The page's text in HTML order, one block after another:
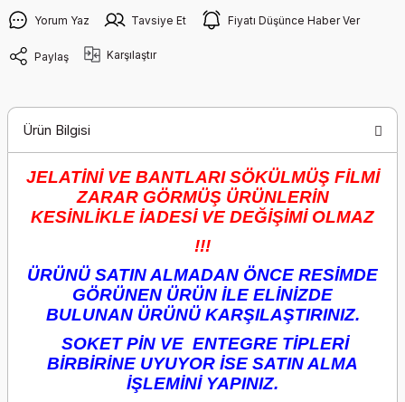
Yorum Yaz Tavsiye Et Fiyatı Düşünce Haber Ver
Paylaş Karşılaştır
Ürün Bilgisi
JELATİNİ VE BANTLARI SÖKÜLMÜŞ FİLMİ
ZARAR GÖRMÜŞ ÜRÜNLERİN
KESİNLİKLE İADESİ VE DEĞİŞİMİ OLMAZ
!!!
ÜRÜNÜ SATIN ALMADAN ÖNCE RESİMDE
GÖRÜNEN ÜRÜN İLE ELİNİZDE
BULUNAN ÜRÜNÜ KARŞILAŞTIRINIZ.
SOKET PİN VE ENTEGRE TİPLERİ
BİRBİRİNE UYUYOR İSE SATIN ALMA
İŞLEMİNİ YAPINIZ.